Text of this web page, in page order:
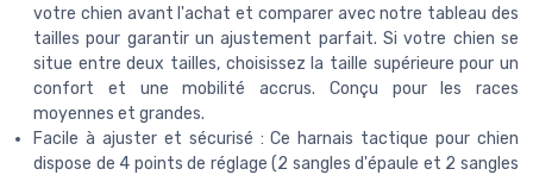
votre chien avant l'achat et comparer avec notre tableau des
tailles pour garantir un ajustement parfait. Si votre chien se
situe entre deux tailles, choisissez la taille supérieure pour un
confort et une mobilité accrus. Conçu pour les races
moyennes et grandes.
Facile à ajuster et sécurisé : Ce harnais tactique pour chien
dispose de 4 points de réglage (2 sangles d'épaule et 2 sangles